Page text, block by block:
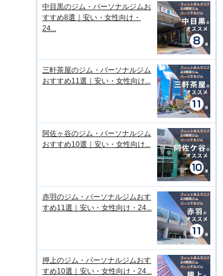
中目黒のジム・パーソナルジムお
すすめ8選｜安い・女性向け・
24...
三軒茶屋のジム・パーソナルジム
おすすめ11選｜安い・女性向け...
阿佐ヶ谷のジム・パーソナルジム
おすすめ10選｜安い・女性向け...
赤羽のジム・パーソナルジムおす
すめ11選｜安い・女性向け・24...
押上のジム・パーソナルジムおす
すめ10選｜安い・女性向け・24...